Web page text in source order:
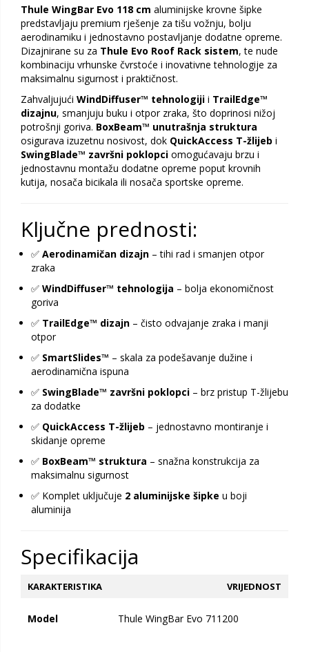
Thule WingBar Evo 118 cm aluminijske krovne šipke
predstavljaju premium rješenje za tišu vožnju, bolju
aerodinamiku i jednostavno postavljanje dodatne opreme.
Dizajnirane su za Thule Evo Roof Rack sistem, te nude
kombinaciju vrhunske čvrstoće i inovativne tehnologije za
maksimalnu sigurnost i praktičnost.
Zahvaljujući WindDiffuser™ tehnologiji i TrailEdge™
dizajnu, smanjuju buku i otpor zraka, što doprinosi nižoj
potrošnji goriva. BoxBeam™ unutrašnja struktura
osigurava izuzetnu nosivost, dok QuickAccess T-žlijeb i
SwingBlade™ završni poklopci omogućavaju brzu i
jednostavnu montažu dodatne opreme poput krovnih
kutija, nosača bicikala ili nosača sportske opreme.
Ključne prednosti:
✅ Aerodinamičan dizajn – tihi rad i smanjen otpor
zraka
✅ WindDiffuser™ tehnologija – bolja ekonomičnost
goriva
✅ TrailEdge™ dizajn – čisto odvajanje zraka i manji
otpor
✅ SmartSlides™ – skala za podešavanje dužine i
aerodinamična ispuna
✅ SwingBlade™ završni poklopci – brz pristup T-žlijebu
za dodatke
✅ QuickAccess T-žlijeb – jednostavno montiranje i
skidanje opreme
✅ BoxBeam™ struktura – snažna konstrukcija za
maksimalnu sigurnost
✅ Komplet uključuje 2 aluminijske šipke u boji
aluminija
Specifikacija
KARAKTERISTIKA VRIJEDNOST
Model Thule WingBar Evo 711200